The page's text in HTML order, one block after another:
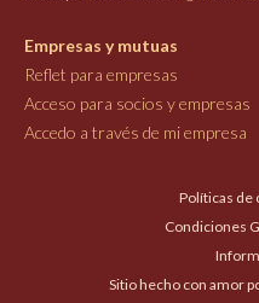
Empresas y mutuas
Reflet para empresas
Acceso para socios y empresas
Accedo a través de mi empresa
Políticas de
Condiciones
Sitio hecho con amor